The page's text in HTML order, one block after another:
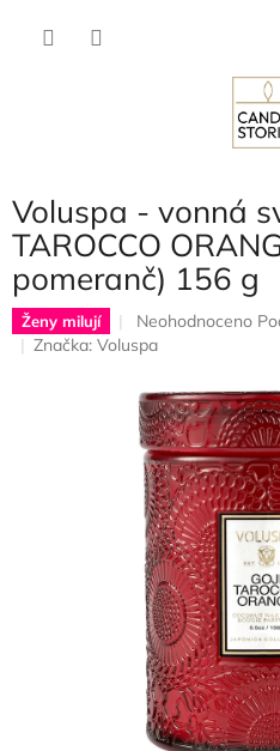
Voluspa - vonná
TAROCCO
pomeranč) 156 g
Ženy milují
Průměrné
hodnocení
je
0,0
z
5
hvězdiček.
Neohodnoceno
Značka: Voluspa